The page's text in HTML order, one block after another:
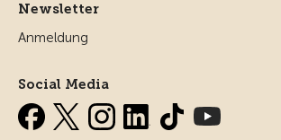
Newsletter
Anmeldung
Social Media